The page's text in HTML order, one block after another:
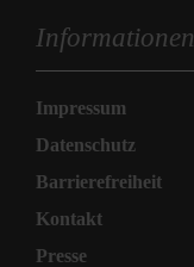
Informationen
Impressum
Datenschutz
Barrierefreiheit
Kontakt
Presse